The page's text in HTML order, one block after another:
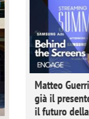
Matteo
già il
il futuro